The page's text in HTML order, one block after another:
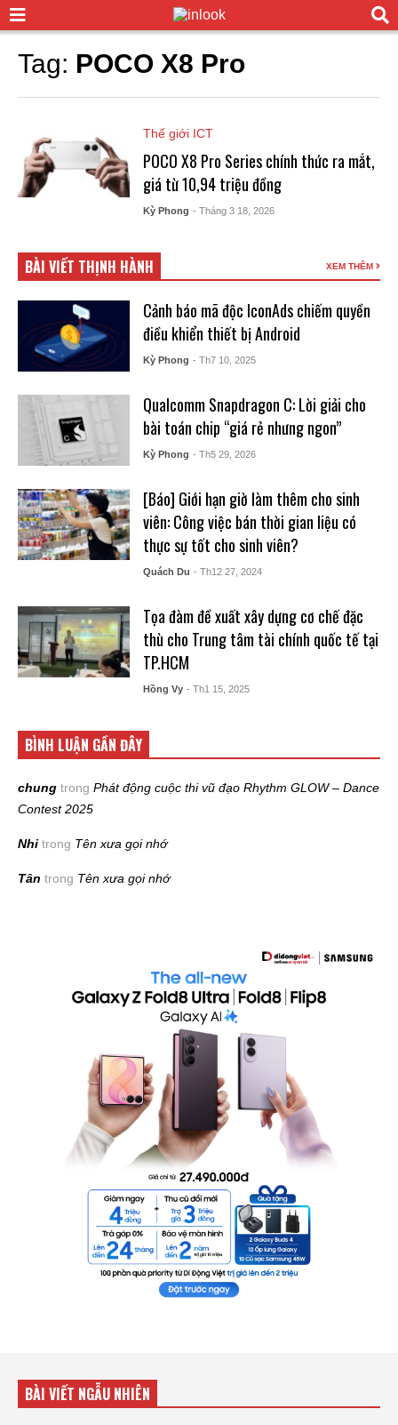
Tag: POCO X8 Pro
Thế giới ICT
POCO X8 Pro Series chính thức ra mắt,
giá từ 10,94 triệu đồng
Kỳ Phong - Tháng 3 18, 2026
BÀI VIẾT THỊNH HÀNH XEM THÊM
Cảnh báo mã độc IconAds chiếm quyền
điều khiển thiết bị Android
Kỳ Phong - Th7 10, 2025
Qualcomm Snapdragon C: Lời giải cho
bài toán chip “giá rẻ nhưng ngon”
Kỳ Phong - Th5 29, 2026
[Báo] Giới hạn giờ làm thêm cho sinh
viên: Công việc bán thời gian liệu có
thực sự tốt cho sinh viên?
Quách Du - Th12 27, 2024
Tọa đàm đề xuất xây dựng cơ chế đặc
thù cho Trung tâm tài chính quốc tế tại
TP.HCM
Hồng Vy - Th1 15, 2025
BÌNH LUẬN GẦN ĐÂY
chung trong Phát động cuộc thi vũ đạo Rhythm GLOW – Dance
Contest 2025
Nhi trong Tên xưa gọi nhớ
Tân trong Tên xưa gọi nhớ
BÀI VIẾT NGẪU NHIÊN